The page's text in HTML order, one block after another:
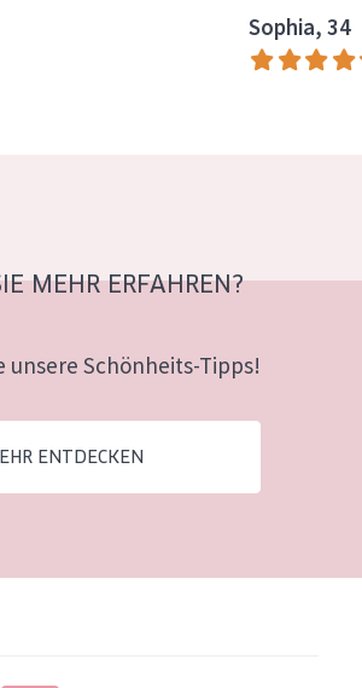
Sophia, 34
MEHR ERFAHREN?
unsere Schönheits-Tipps!
ENTDECKEN